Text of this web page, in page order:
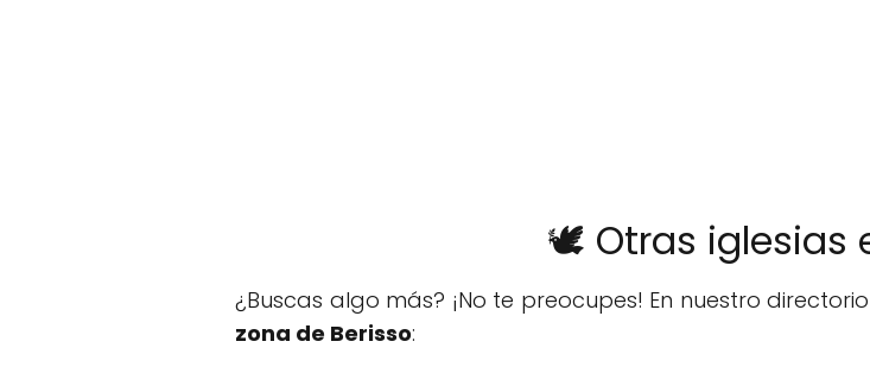
🕊️ Otras iglesias
¿Buscas algo más? ¡No te preocupes! En nuestro
zona de Berisso: